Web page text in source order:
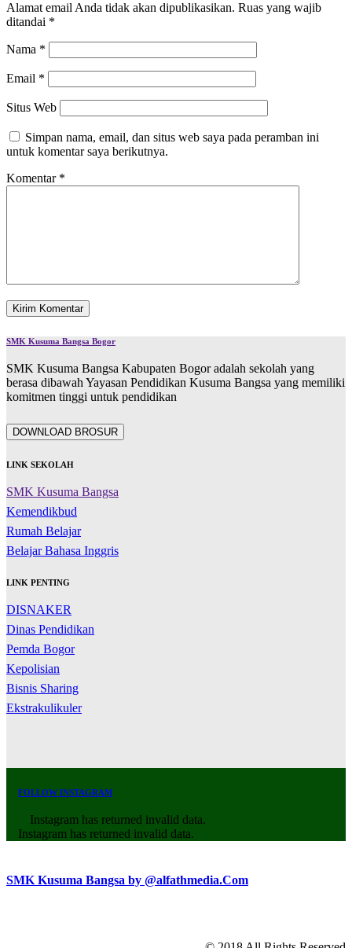
Alamat email Anda tidak akan dipublikasikan. Ruas yang wajib
ditandai *
Nama *
Email *
Situs Web
Simpan nama, email, dan situs web saya pada peramban ini
untuk komentar saya berikutnya.
Komentar *
SMK Kusuma Bangsa Bogor
SMK Kusuma Bangsa Kabupaten Bogor adalah sekolah yang
berasa dibawah Yayasan Pendidikan Kusuma Bangsa yang memiliki
komitmen tinggi untuk pendidikan
DOWNLOAD BROSUR
LINK SEKOLAH
SMK Kusuma Bangsa
Kemendikbud
Rumah Belajar
Belajar Bahasa Inggris
LINK PENTING
DISNAKER
Dinas Pendidikan
Pemda Bogor
Kepolisian
Bisnis Sharing
Ekstrakulikuler
FOLLOW INSTAGRAM
Instagram has returned invalid data.
Instagram has returned invalid data.
SMK Kusuma Bangsa by @alfathmedia.Com